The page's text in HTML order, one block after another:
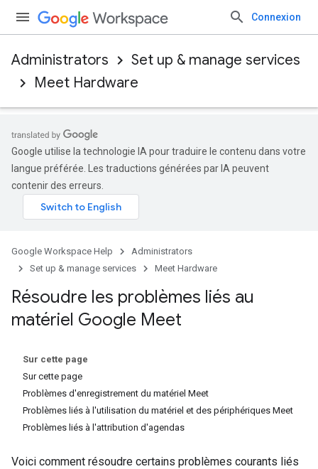
Connexion
Administrators
Set up & manage services
Meet Hardware
Google utilise la technologie IA pour traduire le contenu dans votre
langue préférée. Les traductions générées par IA peuvent
contenir des erreurs.
Google Workspace Help
Administrators
Set up & manage services
Meet Hardware
Résoudre les problèmes liés au
matériel Google Meet
Sur cette page
Sur cette page
Problèmes d'enregistrement du matériel Meet
Problèmes liés à l'utilisation du matériel et des périphériques Meet
Problèmes liés à l'attribution d'agendas
Voici comment résoudre certains problèmes courants liés